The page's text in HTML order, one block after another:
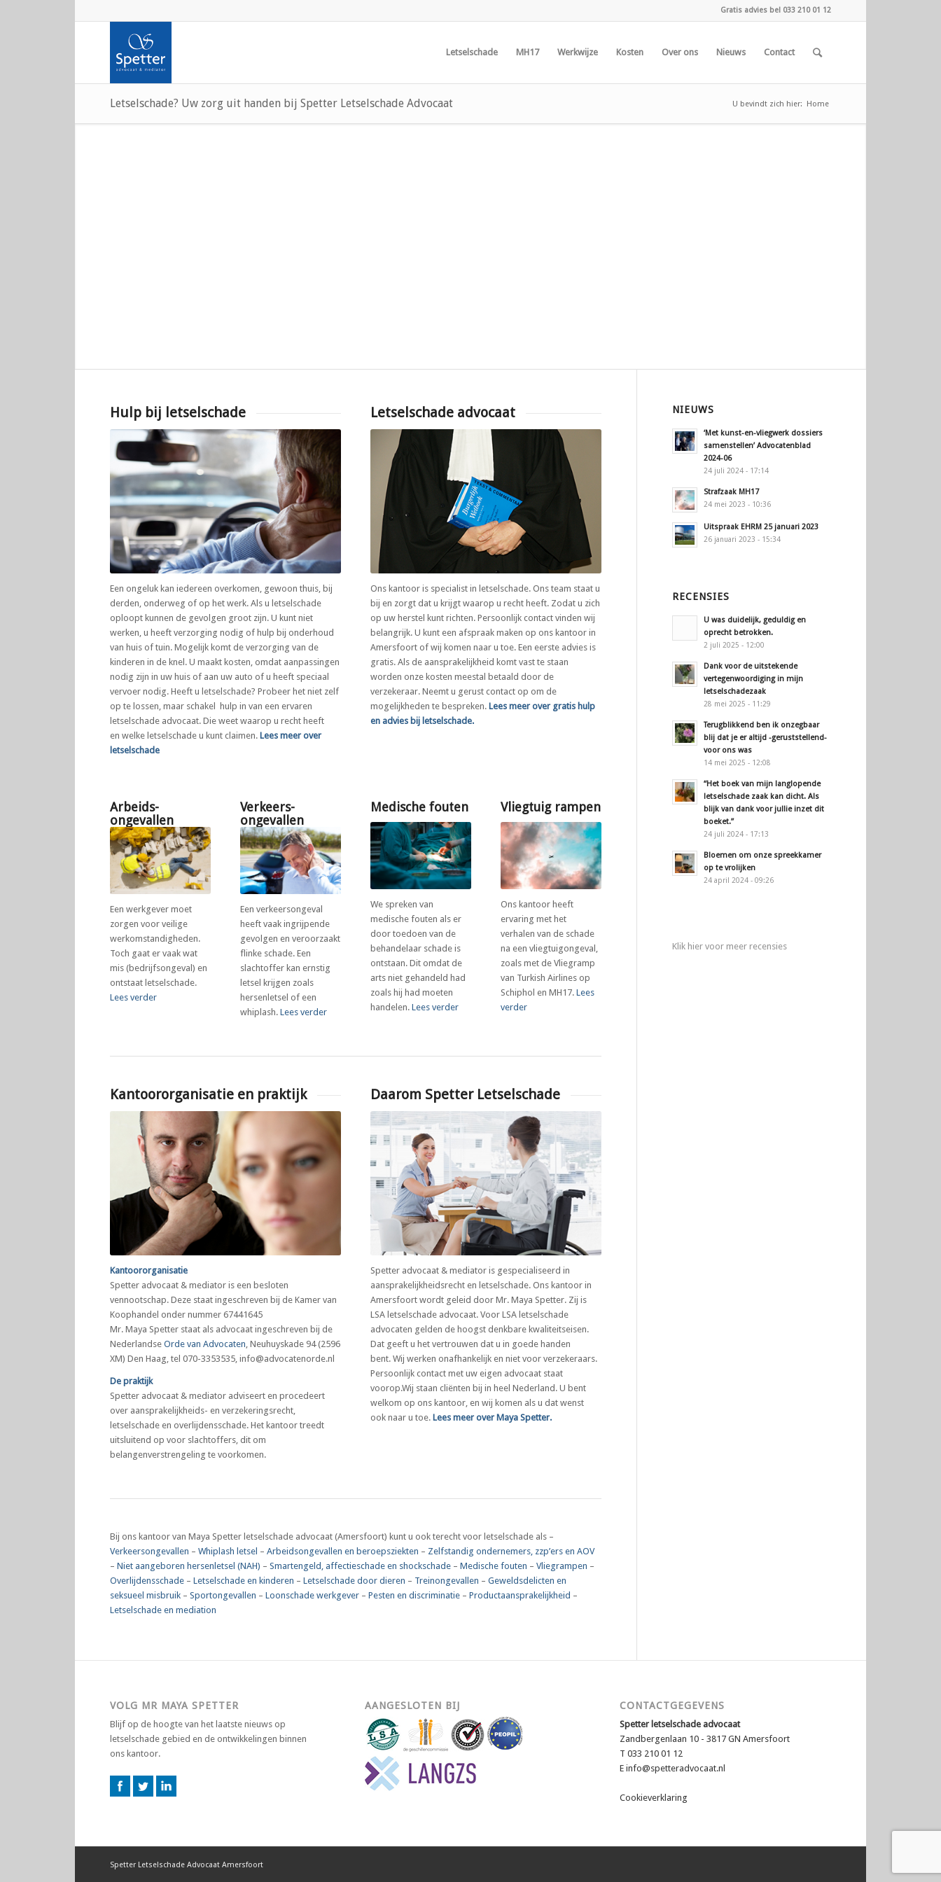
Gratis advies bel 033 210 01 12
Letselschade MH17 Werkwijze Kosten Over ons Nieuws Contact
Letselschade? Uw zorg uit handen bij Spetter Letselschade Advocaat U bevindt zich hier: Home
Hulp bij letselschade
Een ongeluk kan iedereen overkomen, gewoon thuis, bij
derden, onderweg of op het werk. Als u letselschade
oploopt kunnen de gevolgen groot zijn. U kunt niet
werken, u heeft verzorging nodig of hulp bij onderhoud
van huis of tuin. Mogelijk komt de verzorging van de
kinderen in de knel. U maakt kosten, omdat aanpassingen
nodig zijn in uw huis of aan uw auto of u heeft speciaal
vervoer nodig. Heeft u letselschade? Probeer het niet zelf
op te lossen, maar schakel hulp in van een ervaren
letselschade advocaat. Die weet waarop u recht heeft
en welke letselschade u kunt claimen. Lees meer over
letselschade
Letselschade advocaat
Ons kantoor is specialist in letselschade. Ons team staat u
bij en zorgt dat u krijgt waarop u recht heeft. Zodat u zich
op uw herstel kunt richten. Persoonlijk contact vinden wij
belangrijk. U kunt een afspraak maken op ons kantoor in
Amersfoort of wij komen naar u toe. Een eerste advies is
gratis. Als de aansprakelijkheid komt vast te staan
worden onze kosten meestal betaald door de
verzekeraar. Neemt u gerust contact op om de
mogelijkheden te bespreken. Lees meer over gratis hulp
en advies bij letselschade.
Arbeids-
ongevallen
Een werkgever moet
zorgen voor veilige
werkomstandigheden.
Toch gaat er vaak wat
mis (bedrijfsongeval) en
ontstaat letselschade.
Lees verder
Verkeers-
ongevallen
Een verkeersongeval
heeft vaak ingrijpende
gevolgen en veroorzaakt
flinke schade. Een
slachtoffer kan ernstig
letsel krijgen zoals
hersenletsel of een
whiplash. Lees verder
Medische fouten
We spreken van
medische fouten als er
door toedoen van de
behandelaar schade is
ontstaan. Dit omdat de
arts niet gehandeld had
zoals hij had moeten
handelen. Lees verder
Vliegtuig rampen
Ons kantoor heeft
ervaring met het
verhalen van de schade
na een vliegtuigongeval,
zoals met de Vliegramp
van Turkish Airlines op
Schiphol en MH17. Lees
verder
Kantoororganisatie en praktijk
Kantoororganisatie
Spetter advocaat & mediator is een besloten
vennootschap. Deze staat ingeschreven bij de Kamer van
Koophandel onder nummer 67441645
Mr. Maya Spetter staat als advocaat ingeschreven bij de
Nederlandse Orde van Advocaten , Neuhuyskade 94 (2596
XM) Den Haag, tel 070-3353535, info@advocatenorde.nl
De praktijk
Spetter advocaat & mediator adviseert en procedeert
over aansprakelijkheids- en verzekeringsrecht,
letselschade en overlijdensschade. Het kantoor treedt
uitsluitend op voor slachtoffers, dit om
belangenverstrengeling te voorkomen.
Daarom Spetter Letselschade
Spetter advocaat & mediator is gespecialiseerd in
aansprakelijkheidsrecht en letselschade. Ons kantoor in
Amersfoort wordt geleid door Mr. Maya Spetter. Zij is
LSA letselschade advocaat. Voor LSA letselschade
advocaten gelden de hoogst denkbare kwaliteitseisen.
Dat geeft u het vertrouwen dat u in goede handen
bent. Wij werken onafhankelijk en niet voor verzekeraars.
Persoonlijk contact met uw eigen advocaat staat
voorop.Wij staan cliënten bij in heel Nederland. U bent
welkom op ons kantoor, en wij komen als u dat wenst
ook naar u toe. Lees meer over Maya Spetter.
Bij ons kantoor van Maya Spetter letselschade advocaat (Amersfoort) kunt u ook terecht voor letselschade als –
Verkeersongevallen – Whiplash letsel – Arbeidsongevallen en beroepsziekten – Zelfstandig ondernemers, zzp’ers en AOV
– Niet aangeboren hersenletsel (NAH) – Smartengeld, affectieschade en shockschade – Medische fouten – Vliegrampen –
Overlijdensschade – Letselschade en kinderen – Letselschade door dieren – Treinongevallen – Geweldsdelicten en
seksueel misbruik – Sportongevallen – Loonschade werkgever – Pesten en discriminatie – Productaansprakelijkheid –
Letselschade en mediation
NIEUWS
‘Met kunst-en-vliegwerk dossiers
samenstellen’ Advocatenblad
2024-06
24 juli 2024 - 17:14
Strafzaak MH17
24 mei 2023 - 10:36
Uitspraak EHRM 25 januari 2023
26 januari 2023 - 15:34
RECENSIES
U was duidelijk, geduldig en
oprecht betrokken.
2 juli 2025 - 12:00
Dank voor de uitstekende
vertegenwoordiging in mijn
letselschadezaak
28 mei 2025 - 11:29
Terugblikkend ben ik onzegbaar
blij dat je er altijd -geruststellend-
voor ons was
14 mei 2025 - 12:08
“Het boek van mijn langlopende
letselschade zaak kan dicht. Als
blijk van dank voor jullie inzet dit
boeket.”
24 juli 2024 - 17:13
Bloemen om onze spreekkamer
op te vrolijken
24 april 2024 - 09:26
Klik hier voor meer recensies
VOLG MR MAYA SPETTER
Blijf op de hoogte van het laatste nieuws op
letselschade gebied en de ontwikkelingen binnen
ons kantoor.
AANGESLOTEN BIJ CONTACTGEGEVENS
Spetter letselschade advocaat
Zandbergenlaan 10 - 3817 GN Amersfoort
T 033 210 01 12
E info@spetteradvocaat.nl
Cookieverklaring
Spetter Letselschade Advocaat Amersfoort